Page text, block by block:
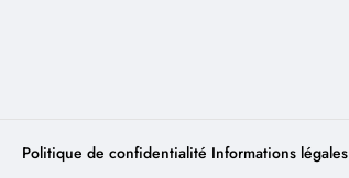
Politique de confidentialité Informations légales